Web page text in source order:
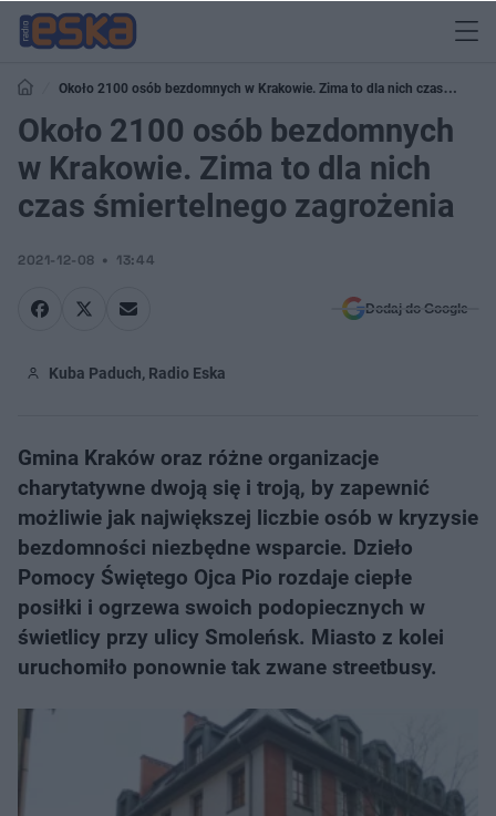
Około 2100 osób bezdomnych w Krakowie. Zima to dla nich czas
śmiertelnego zagrożenia
Około 2100 osób bezdomnych
w Krakowie. Zima to dla nich
czas śmiertelnego zagrożenia
2021-12-08 13:44
Dodaj do Google
Kuba Paduch, Radio Eska
Gmina Kraków oraz różne organizacje
charytatywne dwoją się i troją, by zapewnić
możliwie jak największej liczbie osób w kryzysie
bezdomności niezbędne wsparcie. Dzieło
Pomocy Świętego Ojca Pio rozdaje ciepłe
posiłki i ogrzewa swoich podopiecznych w
świetlicy przy ulicy Smoleńsk. Miasto z kolei
uruchomiło ponownie tak zwane streetbusy.